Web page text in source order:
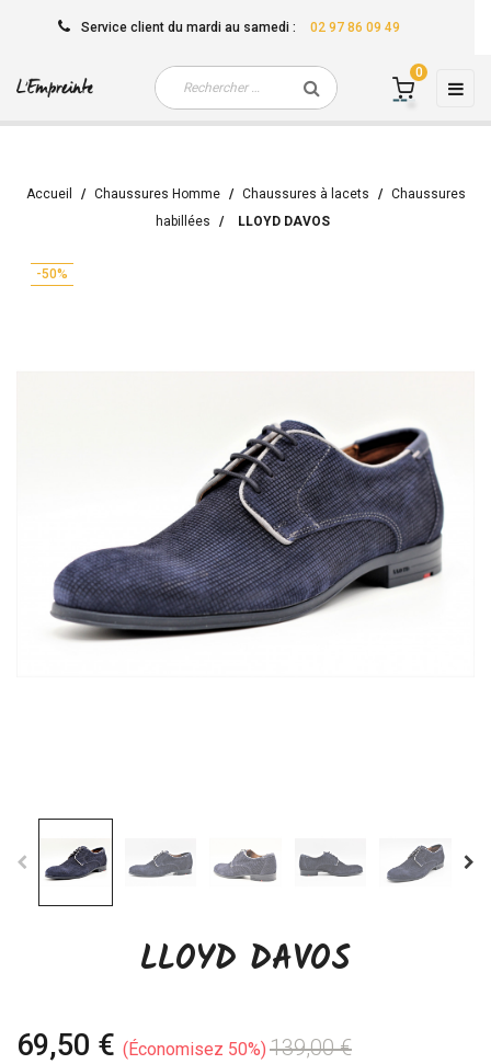
Service client du mardi au samedi : 02 97 86 09 49
☰
0
Accueil Chaussures Homme Chaussures à lacets
Chaussures
habillées
LLOYD DAVOS
-50%
LLOYD DAVOS
69,50 € Économisez 50% 139,00 €